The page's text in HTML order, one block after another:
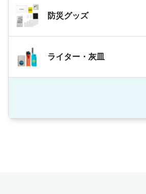
防災グッズ
ライター・灰皿